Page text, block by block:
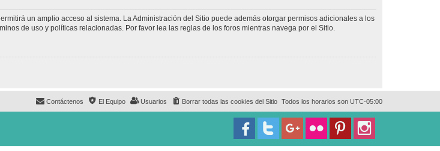
un amplio acceso al sistema. La Administración del Sitio puede además otorgar permisos adicionales a los
de uso y políticas relacionadas. Por favor lea las reglas de los foros mientras navega por el Sitio.
Todos los horarios son UTC-05:00
Borrar todas las cookies del Sitio
Usuarios
El Equipo
Contáctenos